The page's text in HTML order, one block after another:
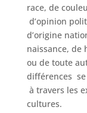
race, de
d’opinion
d’origine
naissance, de
ou de toute
différences
à travers les
cultures.